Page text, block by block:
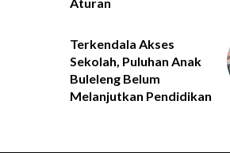
Terkendala Akses
Sekolah, Puluhan Anak
Buleleng Belum
Melanjutkan Pendidikan